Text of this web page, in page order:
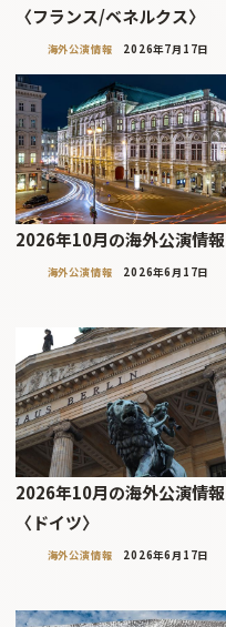
〈フランス/ベネルクス〉
海外公演情報 2026年7月17日
2026年10月の海外公演情報
海外公演情報 2026年6月17日
2026年10月の海外公演情報
〈ドイツ〉
海外公演情報 2026年6月17日